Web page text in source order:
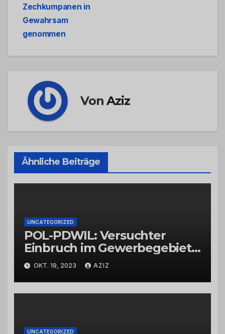
Zechkumpanen in
Gewahrsam
genommen
VonAziz
Ähnliche Beiträge
UNCATEGORIZED
POL-PDWIL: Versuchter
Einbruch im Gewerbegebiet
Wittlich
OKT. 19, 2023 AZIZ
UNCATEGORIZED